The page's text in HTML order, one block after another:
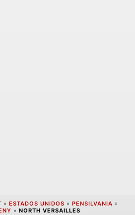
» ESTADOS UNIDOS » PENSILVANIA »
» NORTH VERSAILLES